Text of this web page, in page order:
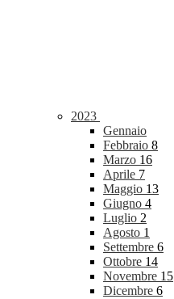
2023
Gennaio
Febbraio 8
Marzo 16
Aprile 7
Maggio 13
Giugno 4
Luglio 2
Agosto 1
Settembre 6
Ottobre 14
Novembre 15
Dicembre 6